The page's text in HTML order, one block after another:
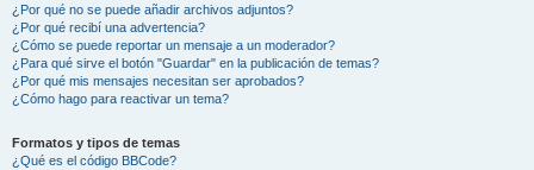
¿Por qué no se puede añadir archivos adjuntos?
¿Por qué recibí una advertencia?
¿Cómo se puede reportar un mensaje a un moderador?
¿Para qué sirve el botón "Guardar" en la publicación de temas?
¿Por qué mis mensajes necesitan ser aprobados?
¿Cómo hago para reactivar un tema?
Formatos y tipos de temas
¿Qué es el código BBCode?